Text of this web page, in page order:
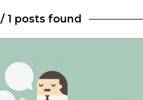
/ 1 posts found